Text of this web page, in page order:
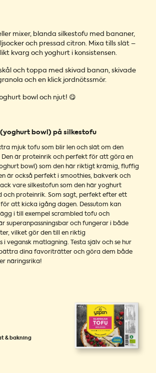
mixer, blanda silkestofu med bananer,
och pressad citron. Mixa tills slät –
kvarg och yoghurt i konsistensen.
och toppa med skivad banan, skivade
och en klick jordnötssmör.
bowl och njut! 😋
bowl) på silkestofu
mjuk tofu som blir len och slät om den
Den är proteinrik och perfekt för att göra en
bowl) som den här riktigt krämig, fluffig
är också perfekt i smoothies, bakverk och
vare silkestofun som den här yoghurt
och proteinrik. Som sagt, perfekt efter ett
för att kicka igång dagen. Dessutom kan
i till exempel scrambled tofu och
superanpassningsbar och fungerar i både
vilket gör den till en riktig
i vegansk matlagning. Testa själv och se hur
dina favoriträtter och göra dem både
näringsrika!
& bakning